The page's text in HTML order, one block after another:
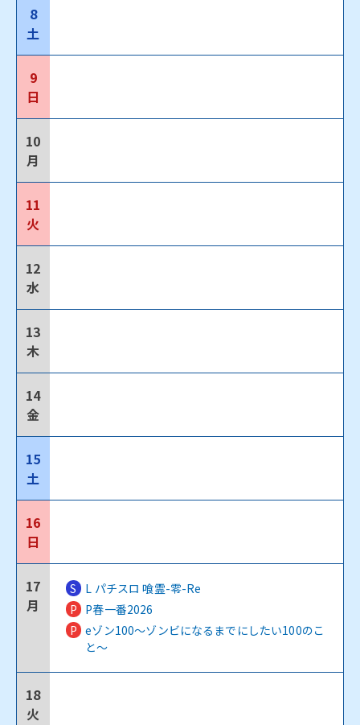
8
土
9
日
10
月
11
火
12
水
13
木
14
金
15
土
16
日
17
月
S
L パチスロ 喰霊-零-Re
P P春一番2026
P eゾン100～ゾンビになるまでにしたい100のこ
と～
18
火